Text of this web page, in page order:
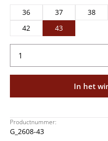
36 37 38
42
43
Producthoeveelheid:
In het
Productnummer:
G_2608-43